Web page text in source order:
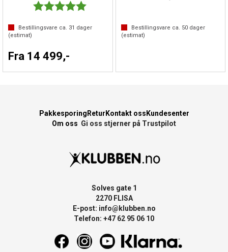
Karakter:
5.0 av 5 mulige
Bestillingsvare ca. 31 dager
(estimat)
Fra 14 499,-
Bestillingsvare ca. 50dager
(estimat)
Pakkesporing Retur Kontakt oss Kundesenter
Om oss Gi oss stjerner på Trustpilot
Solves gate 1
2270 FLISA
E-post: info@klubben.no
Telefon: +47 62 95 06 10